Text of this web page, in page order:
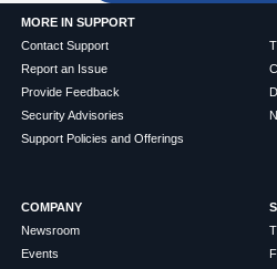
MORE IN SUPPORT
Contact Support
Report an Issue
Provide Feedback
Security Advisories
Support Policies and Offerings
COMPANY
Newsroom
Events